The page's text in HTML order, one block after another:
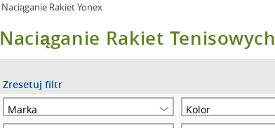
Naciąganie Rakiet Yonex
Naciąganie Rakiet Tenisowych
Zresetuj filtr
Marka
Kolor